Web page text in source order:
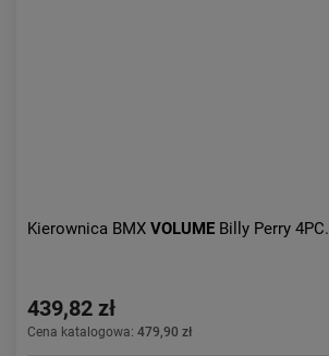
Kierownica BMX VOLUME Billy Perry 4PC.
439,82 zł
Cena katalogowa: 479,90 zł